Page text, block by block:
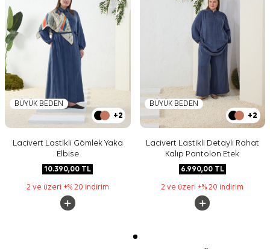
BÜYÜK BEDEN
+2
Lacivert Lastikli Gömlek Yaka
Elbise
10.390,00 TL
2 ve üzeri +% 20 indirim
BÜYÜK BEDEN
+2
Lacivert Lastikli Detaylı Rahat
Kalıp Pantolon Etek
6.990,00TL
2 ve üzeri +% 20 indirim